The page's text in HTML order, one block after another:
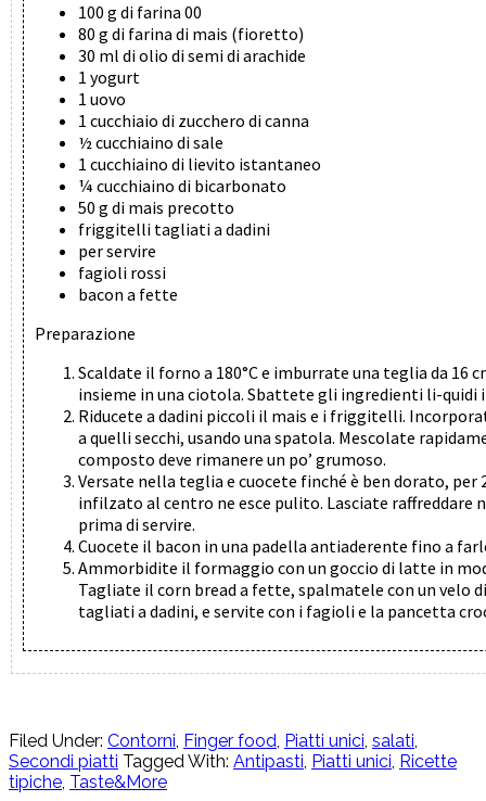
100 g di farina 00
80 g di farina di mais (fioretto)
30 ml di olio di semi di arachide
1 yogurt
1 uovo
1 cucchiaio di zucchero di canna
½ cucchiaino di sale
1 cucchiaino di lievito istantaneo
¼ cucchiaino di bicarbonato
50 g di mais precotto
friggitelli tagliati a dadini
per servire
fagioli rossi
bacon a fette
Preparazione
Scaldate il forno a 180°C e imburrate una teglia da
insieme in una ciotola. Sbattete gli ingredienti li-quidi
Riducete a dadini piccoli il mais e i friggitelli.
a quelli secchi, usando una spatola. Mescolate
composto deve rimanere un po’ grumoso.
Versate nella teglia e cuocete finché è ben dorato,
infilzato al centro ne esce pulito. Lasciate raffreddare
prima di servire.
Cuocete il bacon in una padella antiaderente fino a
Ammorbidite il formaggio con un goccio di latte in
Tagliate il corn bread a fette, spalmatele con un velo
tagliati a dadini, e servite con i fagioli e la pancetta
Filed Under: Contorni, Finger food, Piatti unici, salati,
Secondi piatti Tagged With: Antipasti, Piatti unici, Ricette
tipiche, Taste&More